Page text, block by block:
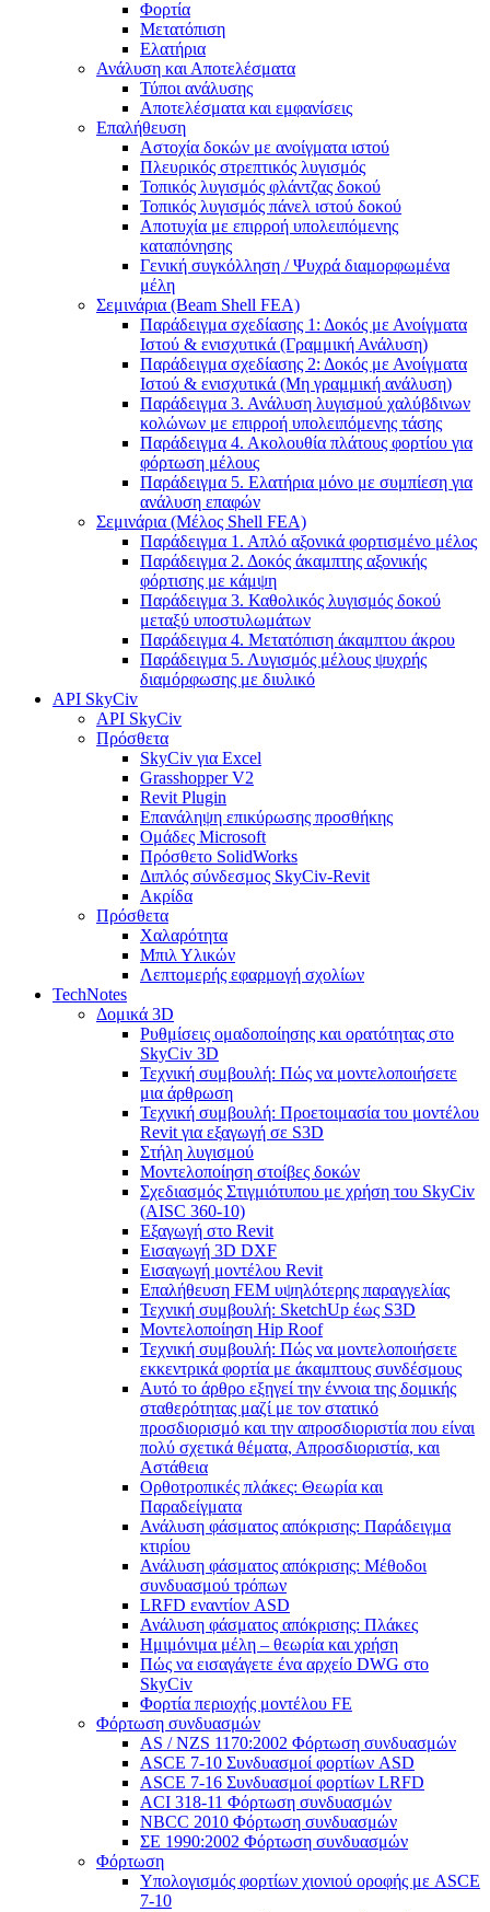
Φορτία
Μετατόπιση
Ελατήρια
Ανάλυση και Αποτελέσματα
Τύποι ανάλυσης
Αποτελέσματα και εμφανίσεις
Επαλήθευση
Αστοχία δοκών με ανοίγματα ιστού
Πλευρικός στρεπτικός λυγισμός
Τοπικός λυγισμός φλάντζας δοκού
Τοπικός λυγισμός πάνελ ιστού δοκού
Αποτυχία με επιρροή υπολειπόμενης
καταπόνησης
Γενική συγκόλληση / Ψυχρά διαμορφωμένα
μέλη
Σεμινάρια (Beam Shell FEA)
Παράδειγμα σχεδίασης 1: Δοκός με Ανοίγματα
Ιστού & ενισχυτικά (Γραμμική Ανάλυση)
Παράδειγμα σχεδίασης 2: Δοκός με Ανοίγματα
Ιστού & ενισχυτικά (Μη γραμμική ανάλυση)
Παράδειγμα 3. Ανάλυση λυγισμού χαλύβδινων
κολώνων με επιρροή υπολειπόμενης τάσης
Παράδειγμα 4. Ακολουθία πλάτους φορτίου για
φόρτωση μέλους
Παράδειγμα 5. Ελατήρια μόνο με συμπίεση για
ανάλυση επαφών
Σεμινάρια (Μέλος Shell FEA)
Παράδειγμα 1. Απλό αξονικά φορτισμένο μέλος
Παράδειγμα 2. Δοκός άκαμπτης αξονικής
φόρτισης με κάμψη
Παράδειγμα 3. Καθολικός λυγισμός δοκού
μεταξύ υποστυλωμάτων
Παράδειγμα 4. Μετατόπιση άκαμπτου άκρου
Παράδειγμα 5. Λυγισμός μέλους ψυχρής
διαμόρφωσης με διυλικό
API SkyCiv
API SkyCiv
Πρόσθετα
SkyCiv για Excel
Grasshopper V2
Revit Plugin
Επανάληψη επικύρωσης προσθήκης
Ομάδες Microsoft
Πρόσθετο SolidWorks
Διπλός σύνδεσμος SkyCiv-Revit
Ακρίδα
Πρόσθετα
Χαλαρότητα
Μπιλ Υλικών
Λεπτομερής εφαρμογή σχολίων
TechNotes
Δομικά 3D
Ρυθμίσεις ομαδοποίησης και ορατότητας στο
SkyCiv 3D
Τεχνική συμβουλή: Πώς να μοντελοποιήσετε
μια άρθρωση
Τεχνική συμβουλή: Προετοιμασία του μοντέλου
Revit για εξαγωγή σε S3D
Στήλη λυγισμού
Μοντελοποίηση στοίβες δοκών
Σχεδιασμός Στιγμιότυπου με χρήση του SkyCiv
(AISC 360-10)
Εξαγωγή στο Revit
Εισαγωγή 3D DXF
Εισαγωγή μοντέλου Revit
Επαλήθευση FEM υψηλότερης παραγγελίας
Τεχνική συμβουλή: SketchUp έως S3D
Μοντελοποίηση Hip Roof
Τεχνική συμβουλή: Πώς να μοντελοποιήσετε
εκκεντρικά φορτία με άκαμπτους συνδέσμους
Αυτό το άρθρο εξηγεί την έννοια της δομικής
σταθερότητας μαζί με τον στατικό
προσδιορισμό και την απροσδιοριστία που είναι
πολύ σχετικά θέματα, Απροσδιοριστία, και
Αστάθεια
Ορθοτροπικές πλάκες: Θεωρία και
Παραδείγματα
Ανάλυση φάσματος απόκρισης: Παράδειγμα
κτιρίου
Ανάλυση φάσματος απόκρισης: Μέθοδοι
συνδυασμού τρόπων
LRFD εναντίον ASD
Ανάλυση φάσματος απόκρισης: Πλάκες
Ημιμόνιμα μέλη – θεωρία και χρήση
Πώς να εισαγάγετε ένα αρχείο DWG στο
SkyCiv
Φορτία περιοχής μοντέλου FE
Φόρτωση συνδυασμών
AS / NZS 1170:2002 Φόρτωση συνδυασμών
ASCE 7-10 Συνδυασμοί φορτίων ASD
ASCE 7-16 Συνδυασμοί φορτίων LRFD
ACI 318-11 Φόρτωση συνδυασμών
NBCC 2010 Φόρτωση συνδυασμών
ΣΕ 1990:2002 Φόρτωση συνδυασμών
Φόρτωση
Υπολογισμός φορτίων χιονιού οροφής με ASCE
7-10